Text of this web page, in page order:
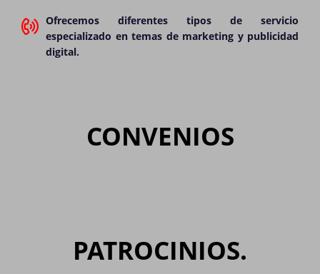
Ofrecemos diferentes tipos de servicio
especializado en temas de marketing y publicidad
digital.
CONVENIOS
PATROCINIOS.